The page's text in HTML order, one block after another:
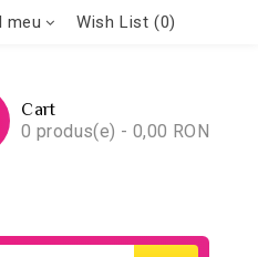
meu Wish List (0)
Cart
0 produs(e) - 0,00 RON